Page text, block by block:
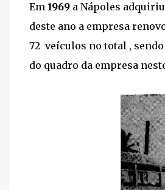
Em 1969 a Nápoles
deste ano a empresa
72 veículos no total ,
do quadro da empresa